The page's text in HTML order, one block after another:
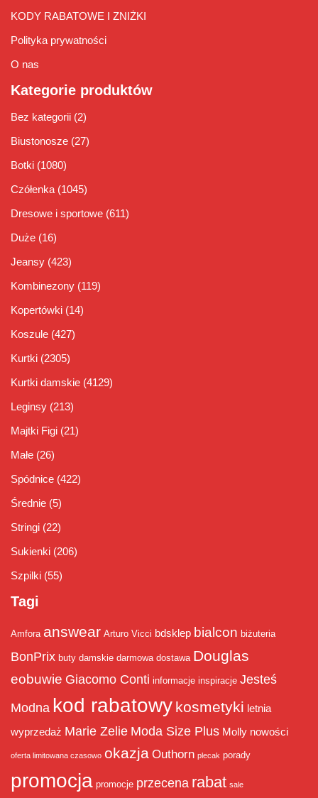
KODY RABATOWE I ZNIŻKI
Polityka prywatności
O nas
Kategorie produktów
Bez kategorii (2)
Biustonosze (27)
Botki (1080)
Czółenka (1045)
Dresowe i sportowe (611)
Duże (16)
Jeansy (423)
Kombinezony (119)
Kopertówki (14)
Koszule (427)
Kurtki (2305)
Kurtki damskie (4129)
Leginsy (213)
Majtki Figi (21)
Małe (26)
Spódnice (422)
Średnie (5)
Stringi (22)
Sukienki (206)
Szpilki (55)
Tagi
Amfora answear Arturo Vicci bdsklep bialcon biżuteria
BonPrix buty damskie darmowa dostawa Douglas
eobuwie Giacomo Conti informacje inspiracje Jesteś
Modna kod rabatowy kosmetyki letnia
wyprzedaż Marie Zelie Moda Size Plus Molly nowości
oferta limitowana czasowo okazja Outhorn plecak porady
promocja promocje przecena rabat sale